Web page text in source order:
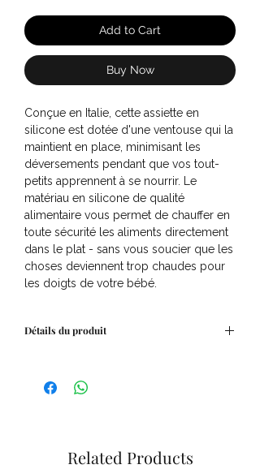
Add to Cart
Buy Now
Conçue en Italie, cette assiette en
silicone est dotée d'une ventouse qui la
maintient en place, minimisant les
déversements pendant que vos tout-
petits apprennent à se nourrir. Le
matériau en silicone de qualité
alimentaire vous permet de chauffer en
toute sécurité les aliments directement
dans le plat - sans vous soucier que les
choses deviennent trop chaudes pour
les doigts de votre bébé.
Détails du produit
100% sans BPA et sans phtalate
Related Products